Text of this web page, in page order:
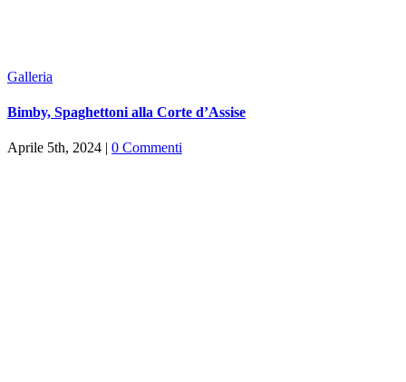
Galleria
Bimby, Spaghettoni alla Corte d’Assise
Aprile 5th, 2024 | 0 Commenti